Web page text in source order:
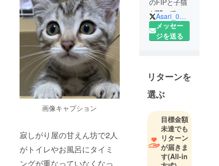
画像キャプション
寂しがり屋の甘えん坊で2人
がトイレやお風呂にタイミ
ングが重なっていなくなっ
が闘ってい
ます。是非
お力を貸し
Asari_0228
メッセー
ジを送る
リターンを
選ぶ
目標金額
未達でも
リターン
が届きま
す(All-in